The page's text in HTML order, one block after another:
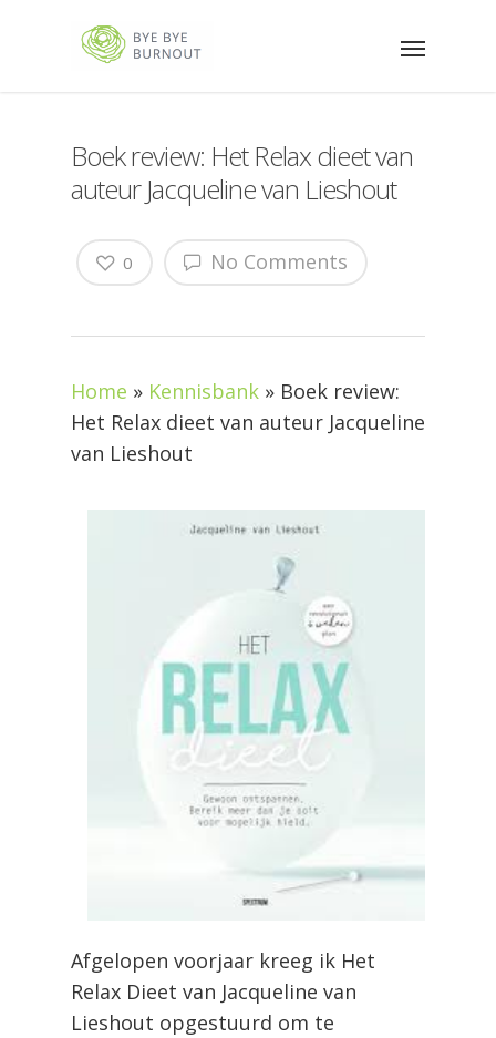
Boek review: Het Relax dieet van
auteur Jacqueline van Lieshout
No Comments
0
Home » Kennisbank » Boek review:
Het Relax dieet van auteur Jacqueline
van Lieshout
Afgelopen voorjaar kreeg ik Het
Relax Dieet van Jacqueline van
Lieshout opgestuurd om te